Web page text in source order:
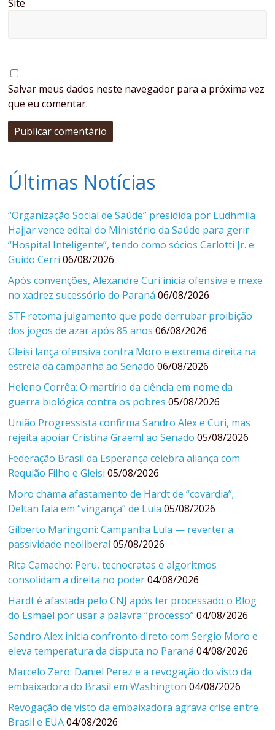
Site
Salvar meus dados neste navegador para a próxima vez
que eu comentar.
Últimas Notícias
“Organização Social de Saúde” presidida por Ludhmila
Hajjar vence edital do Ministério da Saúde para gerir
“Hospital Inteligente”, tendo como sócios Carlotti Jr. e
Guido Cerri 06/08/2026
Após convenções, Alexandre Curi inicia ofensiva e mexe
no xadrez sucessório do Paraná 06/08/2026
STF retoma julgamento que pode derrubar proibição
dos jogos de azar após 85 anos 06/08/2026
Gleisi lança ofensiva contra Moro e extrema direita na
estreia da campanha ao Senado 06/08/2026
Heleno Corrêa: O martírio da ciência em nome da
guerra biológica contra os pobres 05/08/2026
União Progressista confirma Sandro Alex e Curi, mas
rejeita apoiar Cristina Graeml ao Senado 05/08/2026
Federação Brasil da Esperança celebra aliança com
Requião Filho e Gleisi 05/08/2026
Moro chama afastamento de Hardt de “covardia”;
Deltan fala em “vingança” de Lula 05/08/2026
Gilberto Maringoni: Campanha Lula — reverter a
passividade neoliberal 05/08/2026
Rita Camacho: Peru, tecnocratas e algoritmos
consolidam a direita no poder 04/08/2026
Hardt é afastada pelo CNJ após ter processado o Blog
do Esmael por usar a palavra “processo” 04/08/2026
Sandro Alex inicia confronto direto com Sergio Moro e
eleva temperatura da disputa no Paraná 04/08/2026
Marcelo Zero: Daniel Perez e a revogação do visto da
embaixadora do Brasil em Washington 04/08/2026
Revogação de visto da embaixadora agrava crise entre
Brasil e EUA 04/08/2026